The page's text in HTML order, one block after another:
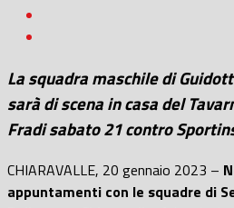
La squadra maschile di
sarà di scena in casa del
Fradi sabato 21 contro
CHIARAVALLE, 20 gennaio 2023 –
appuntamenti con le squadre di